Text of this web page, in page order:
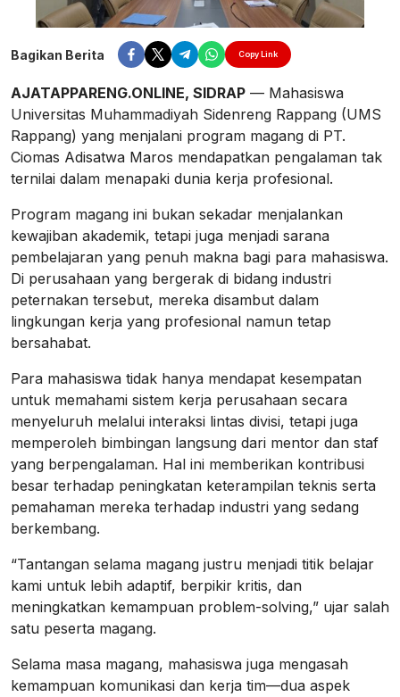
Bagikan Berita Copy Link
AJATAPPARENG.ONLINE, SIDRAP — Mahasiswa
Universitas Muhammadiyah Sidenreng Rappang (UMS
Rappang) yang menjalani program magang di PT.
Ciomas Adisatwa Maros mendapatkan pengalaman tak
ternilai dalam menapaki dunia kerja profesional.
Program magang ini bukan sekadar menjalankan
kewajiban akademik, tetapi juga menjadi sarana
pembelajaran yang penuh makna bagi para mahasiswa.
Di perusahaan yang bergerak di bidang industri
peternakan tersebut, mereka disambut dalam
lingkungan kerja yang profesional namun tetap
bersahabat.
Para mahasiswa tidak hanya mendapat kesempatan
untuk memahami sistem kerja perusahaan secara
menyeluruh melalui interaksi lintas divisi, tetapi juga
memperoleh bimbingan langsung dari mentor dan staf
yang berpengalaman. Hal ini memberikan kontribusi
besar terhadap peningkatan keterampilan teknis serta
pemahaman mereka terhadap industri yang sedang
berkembang.
“Tantangan selama magang justru menjadi titik belajar
kami untuk lebih adaptif, berpikir kritis, dan
meningkatkan kemampuan problem-solving,” ujar salah
satu peserta magang.
Selama masa magang, mahasiswa juga mengasah
kemampuan komunikasi dan kerja tim—dua aspek